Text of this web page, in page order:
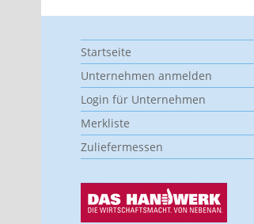
Startseite
Unternehmen anmelden
Login für Unternehmen
Merkliste
Zuliefermessen